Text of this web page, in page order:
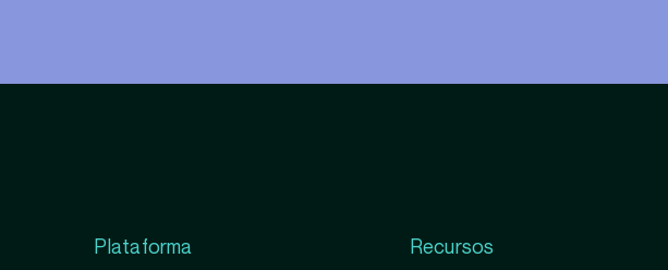
Plataforma Recursos